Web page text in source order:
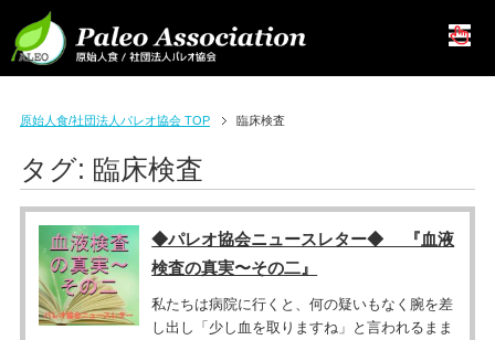
原始人食/社団法人パレオ協会 TOP 臨床検査
タグ: 臨床検査
◆パレオ協会ニュースレター◆ 『血液
検査の真実〜その二』
私たちは病院に行くと、何の疑いもなく腕を差
し出し「少し血を取りますね」と言われるまま